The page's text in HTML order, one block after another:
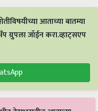
आताच्या बातम्या
ग्रुपला जॉईन करा.व्हाट्सएप